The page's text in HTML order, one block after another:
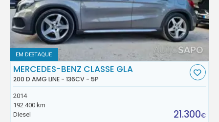
EM DESTAQUE
MERCEDES-BENZ CLASSE GLA
200 D AMG LINE - 136CV - 5P
2014
192.400 km
Diesel
21.300€